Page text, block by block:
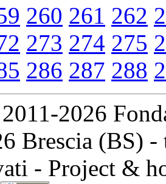
260 261 262
273 274 275
286 287 288
2026
Brescia (BS)
- Project &